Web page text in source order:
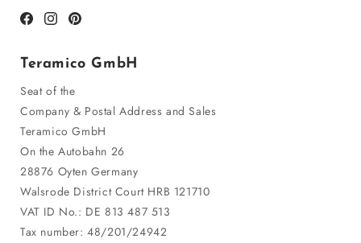
Facebook
Instagram
Pinterest
Teramico GmbH
Seat of the
Company & Postal Address and Sales
Teramico GmbH
On the Autobahn 26
28876 Oyten Germany
Walsrode District Court HRB 121710
VAT ID No.: DE 813 487 513
Tax number: 48/201/24942